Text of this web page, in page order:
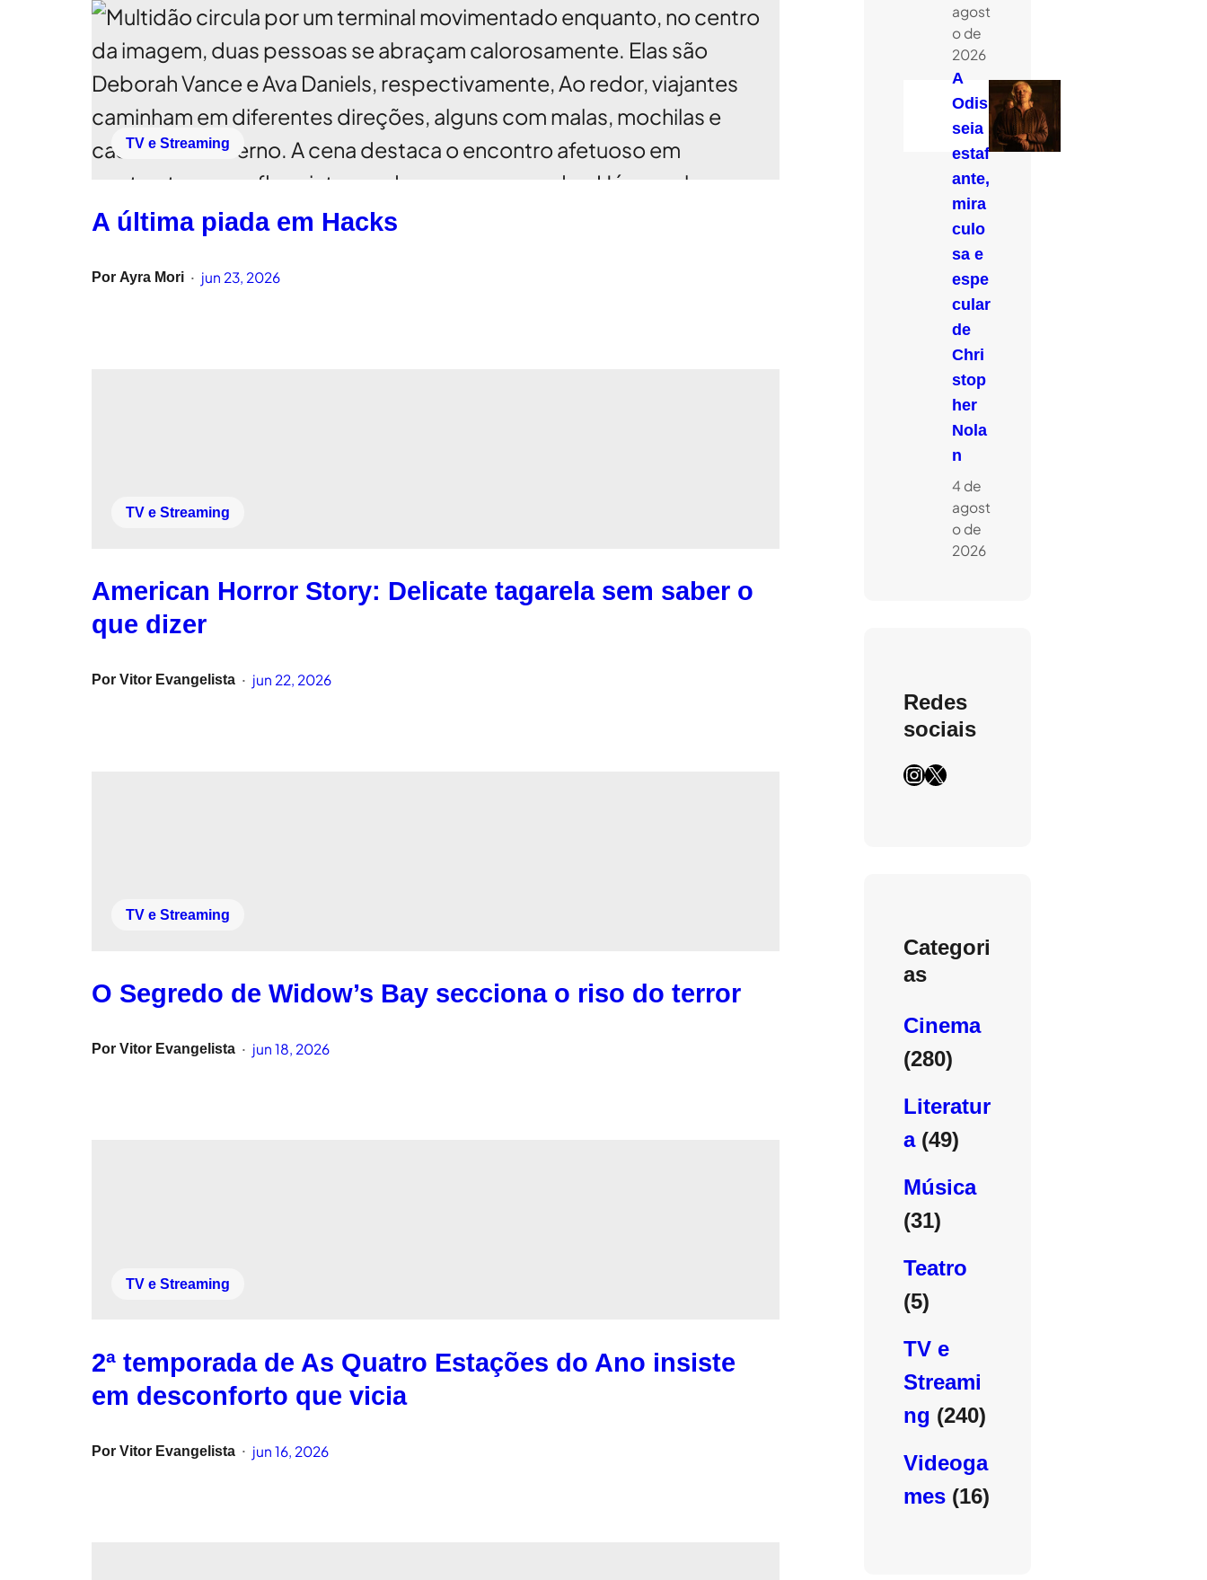
TV e Streaming
A última piada em Hacks
Por Ayra Mori • jun 23, 2026
TV e Streaming
American Horror Story: Delicate tagarela sem saber o
que dizer
Por Vitor Evangelista • jun 22, 2026
TV e Streaming
O Segredo de Widow’s Bay secciona o riso do terror
Por Vitor Evangelista • jun 18, 2026
TV e Streaming
2ª temporada de As Quatro Estações do Ano insiste
em desconforto que vicia
Por Vitor Evangelista • jun 16, 2026
agost
o de
2026
A
Odis
seia
estaf
ante,
mira
culo
sa e
espe
cular
de
Chri
stop
her
Nola
n
4 de
agost
o de
2026
Redes
sociais
InstagramX
Categori
as
Cinema
(280)
Literatur
a(49)
Música
(31)
Teatro
(5)
TV e
Streami
ng (240)
Videoga
mes (16)